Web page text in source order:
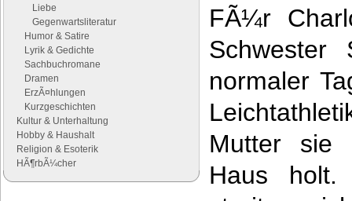
Liebe
Gegenwartsliteratur
Humor & Satire
Lyrik & Gedichte
Sachbuchromane
Dramen
ErzÃ¤hlungen
Kurzgeschichten
Kultur & Unterhaltung
Hobby & Haushalt
Religion & Esoterik
HÃ¶rbÃ¼cher
FÃ¼r
normaler
Mutter sie
Haus holt.